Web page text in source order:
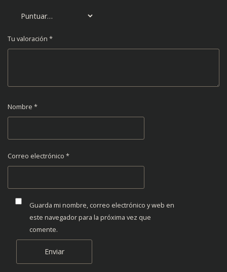
Tu valoración *
Nombre *
Correo electrónico *
Guarda mi nombre, correo electrónico y web en
este navegador para la próxima vez que
comente.